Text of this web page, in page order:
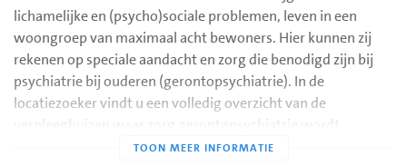
team van gespecialiseerde medewerkers. Zij werken nauw
samen met GGZ (Geestelijke Gezondheidszorg) Yulius en de
Bouman verslavingszorg.Hiervindt u uitgebreide informatie
over de Korsakov-afdeling in locatie Steijndeld.
lichamelijke en (psycho)sociale problemen, leven in een
woongroep van maximaal acht bewoners. Hier kunnen zij
rekenen op speciale aandacht en zorg die benodigd zijn bij
psychiatrie bij ouderen (gerontopsychiatrie). In de
locatiezoeker vindt u een volledig overzicht van de
verpleeghuizen waar zorg gerontopsychiatrie wordt